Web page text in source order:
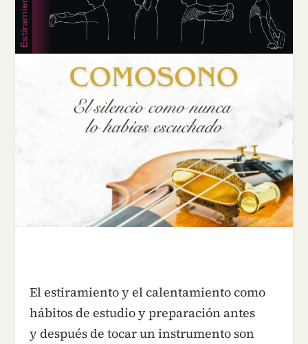
El estiramiento y el calentamiento como
hábitos de estudio y preparación antes
y después de tocar un instrumento son